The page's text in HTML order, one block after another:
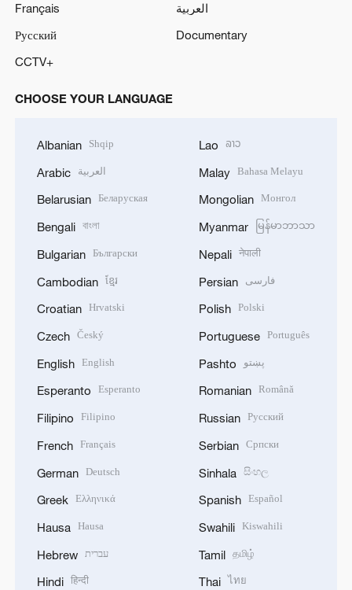
Français
العربية
Русский
Documentary
CCTV+
CHOOSE YOUR LANGUAGE
Albanian Shqip
Arabic العربية
Belarusian Беларуская
Bengali বাংলা
Bulgarian Български
Cambodian ខ្មែរ
Croatian Hrvatski
Czech Český
English English
Esperanto Esperanto
Filipino Filipino
French Français
German Deutsch
Greek Ελληνικά
Hausa Hausa
Hebrew עברית
Hindi हिन्दी
Lao ລາວ
Malay Bahasa Melayu
Mongolian Монгол
Myanmar မြန်မာဘာသာ
Nepali नेपाली
Persian فارسی
Polish Polski
Portuguese Português
Pashto پښتو
Romanian Română
Russian Русский
Serbian Српски
Sinhala සිංහල
Spanish Español
Swahili Kiswahili
Tamil தமிழ்
Thai ไทย